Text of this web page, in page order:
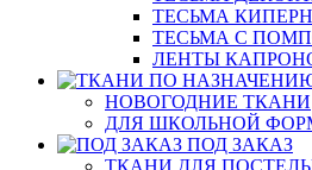
ТЕСЬМА
ТЕСЬМА С
ЛЕНТЫ
НОВОГОДНИЕ ТКАНИ
ДЛЯ ШКОЛЬНОЙ
ПОД ЗАКАЗ
ТКАНИ ДЛЯ